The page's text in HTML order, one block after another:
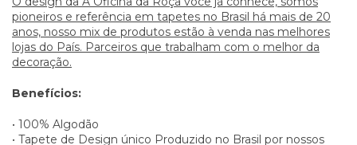
pioneiros e referência em tapetes no Brasil há mais de 20
anos, nosso mix de produtos estão à venda nas melhores
lojas do País. Parceiros que trabalham com o melhor da
decoração.
Benefícios:
• 100% Algodão
• Tapete de Design único Produzido no Brasil por nossos